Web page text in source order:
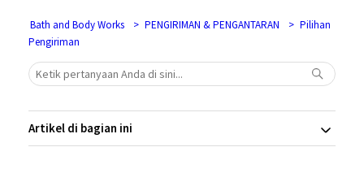
Bath and Body Works PENGIRIMAN & PENGANTARAN
Pilihan
Pengiriman
Artikel di bagian ini